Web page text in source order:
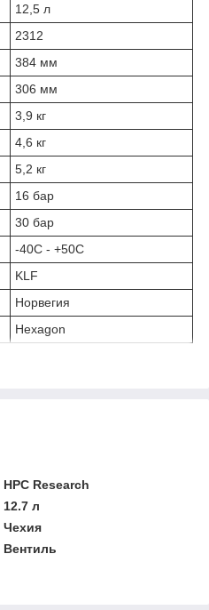
12,5 л
2312
384 мм
306 мм
3,9 кг
4,6 кг
5,2 кг
16 бар
30 бар
-40С - +50С
KLF
Норвегия
Hexagon
HPC Research
12.7 л
Чехия
Вентиль